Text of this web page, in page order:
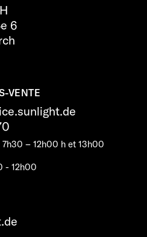
6
VENTE
– 12h00 h et 13h00
- 12h00